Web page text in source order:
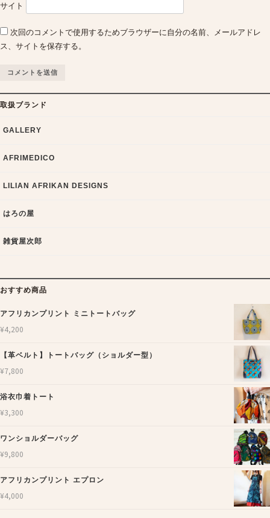
サイト
次回のコメントで使用するためブラウザーに自分の名前、メールアドレ
ス、サイトを保存する。
取扱ブランド
GALLERY
AFRIMEDICO
LILIAN AFRIKAN DESIGNS
はろの屋
雑貨屋次郎
おすすめ商品
アフリカンプリント ミニトートバッグ
¥4,200
【革ベルト】トートバッグ（ショルダー型）
¥7,800
浴衣巾着トート
¥3,300
ワンショルダーバッグ
¥9,800
アフリカンプリント エプロン
¥4,000